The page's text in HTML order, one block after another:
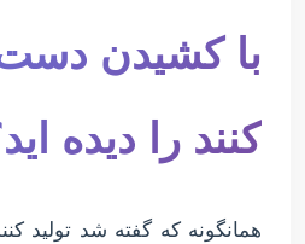
با کشیدن
کنند را دیده
همانگونه که گفته شد تولید